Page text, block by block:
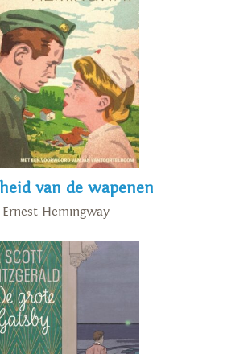
van de wapenen
Ernest Hemingway